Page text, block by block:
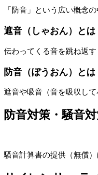
「防音」という広い概念
遮音（しゃおん）とは
伝わってくる音を跳ね返
防音（ぼうおん）とは
遮音や吸音（音を吸収し
防音対策・騒音
騒音計算書の提供（無償）